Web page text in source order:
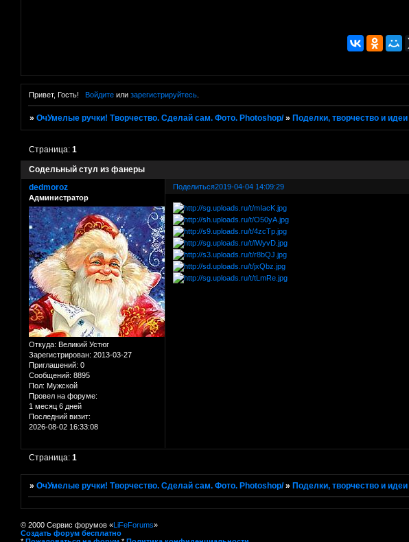
Привет, Гость! Войдитеили зарегистрируйтесь.
»ОчУмелые ручки! Творчество. Сделай сам. Фото. Photoshop/ » Поделки, творчество и идеи
Содельный стул из фанеры
Страница:1
Поделиться2019-04-04 14:09:29
dedmoroz
Администратор
Откуда: Великий Устюг
Зарегистрирован: 2013-03-27
Приглашений: 0
Сообщений: 8895
Пол: Мужской
Провел на форуме:
1 месяц 6 дней
Последний визит:
2026-08-02 16:33:08
Страница:1
»ОчУмелые ручки! Творчество. Сделай сам. Фото. Photoshop/ » Поделки, творчество и идеи
© 2000 Сервис форумов «LiFeForums»
Создать форум бесплатно